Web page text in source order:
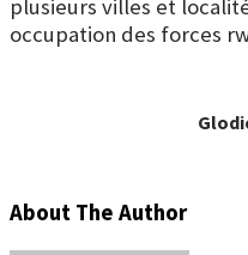
plusieurs villes et
occupation des forces
About The Author